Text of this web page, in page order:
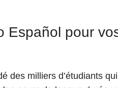
Español pour
des milliers d’étudiants